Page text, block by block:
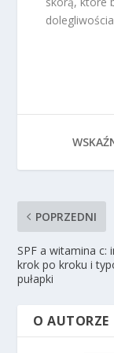
POPRZEDNI
SPF a witamina c:
krok po kroku i
pułapki
O AUTORZE